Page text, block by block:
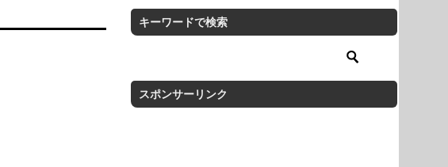
キーワードで検索
スポンサーリンク